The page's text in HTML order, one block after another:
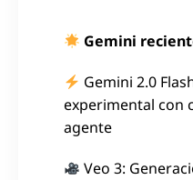
Gemini
Gemini 2.0
experimental con
agente
Veo 3: